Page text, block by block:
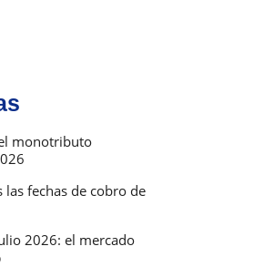
monotributo
las fechas de cobro de
2026: el mercado